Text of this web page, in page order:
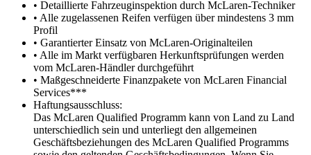
• Detaillierte Fahrzeuginspektion durch McLaren-Techniker
• Alle zugelassenen Reifen verfügen über mindestens 3 mm
Profil
• Garantierter Einsatz von McLaren-Originalteilen
• Alle im Markt verfügbaren Herkunftsprüfungen werden
vom McLaren-Händler durchgeführt
• Maßgeschneiderte Finanzpakete von McLaren Financial
Services***
Haftungsausschluss:
Das McLaren Qualified Programm kann von Land zu Land
unterschiedlich sein und unterliegt den allgemeinen
Geschäftsbeziehungen des McLaren Qualified Programms